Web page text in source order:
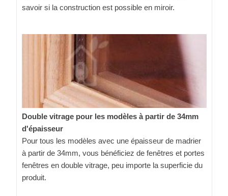
savoir si la construction est possible en miroir.
Double vitrage pour les modèles à partir de 34mm
d'épaisseur
Pour tous les modèles avec une épaisseur de madrier
à partir de 34mm, vous bénéficiez de fenêtres et portes
fenêtres en double vitrage, peu importe la superficie du
produit.